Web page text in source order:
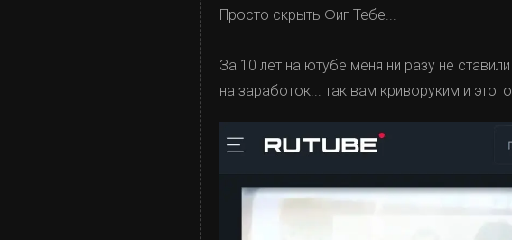
Просто скрыть Фиг Тебе...
За 10 лет на ютубе меня ни разу не
на заработок... так вам криворуким и